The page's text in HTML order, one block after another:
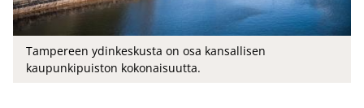
Tampereen ydinkeskusta on osa kansallisen
kaupunkipuiston kokonaisuutta.